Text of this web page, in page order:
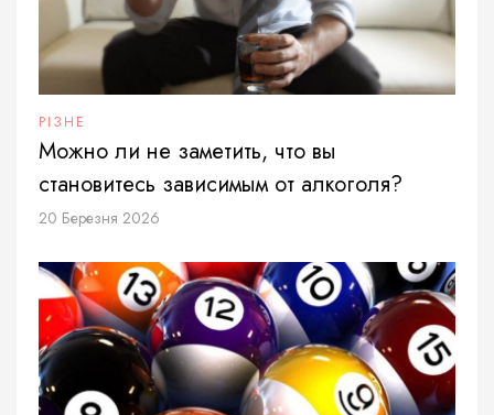
РІЗНЕ
Можно ли не заметить, что вы
становитесь зависимым от алкоголя?
20 Березня 2026